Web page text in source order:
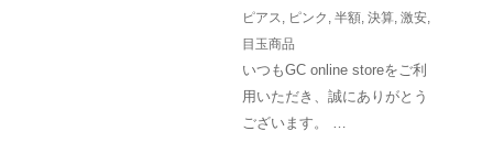
ピアス, ピンク , 半額, 決算, 激安,
目玉商品
いつもGC online storeをご利
用いただき、誠にありがとう
ございます。 …